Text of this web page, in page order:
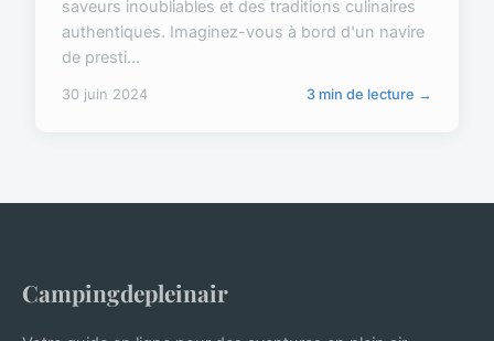
saveurs inoubliables et des traditions culinaires
authentiques. Imaginez-vous à bord d'un navire
de presti...
30 juin 2024 3 min de lecture →
Campingdepleinair